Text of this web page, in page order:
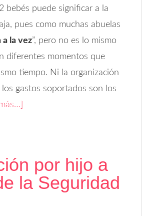
2 bebés puede significar a la
pues como muchas abuelas
a la vez”, pero no es lo mismo
diferentes momentos que
tiempo. Ni la organización
gastos soportados son los
por hijo a
la Seguridad